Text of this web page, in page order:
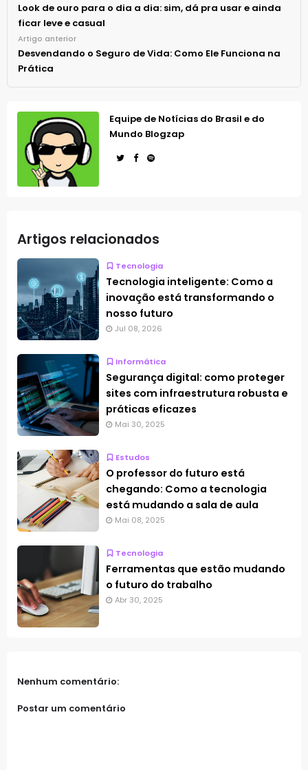
Look de ouro para o dia a dia: sim, dá pra usar e ainda
ficar leve e casual
Artigo anterior
Desvendando o Seguro de Vida: Como Ele Funciona na
Prática
Equipe de Notícias do Brasil e do
Mundo Blogzap
Artigos relacionados
Tecnologia
Tecnologia inteligente: Como a
inovação está transformando o
nosso futuro
Jul 08, 2026
Informática
Segurança digital: como proteger
sites com infraestrutura robusta e
práticas eficazes
Mai 30, 2025
Estudos
O professor do futuro está
chegando: Como a tecnologia
está mudando a sala de aula
Mai 08, 2025
Tecnologia
Ferramentas que estão mudando
o futuro do trabalho
Abr 30, 2025
Nenhum comentário:
Postar um comentário